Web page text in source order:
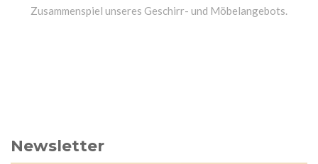
Zusammenspiel unseres Geschirr- und Möbelangebots.
Newsletter